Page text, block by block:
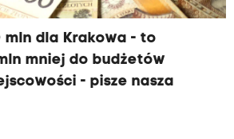
dla Krakowa - to
mniej do budżetów
- pisze nasza